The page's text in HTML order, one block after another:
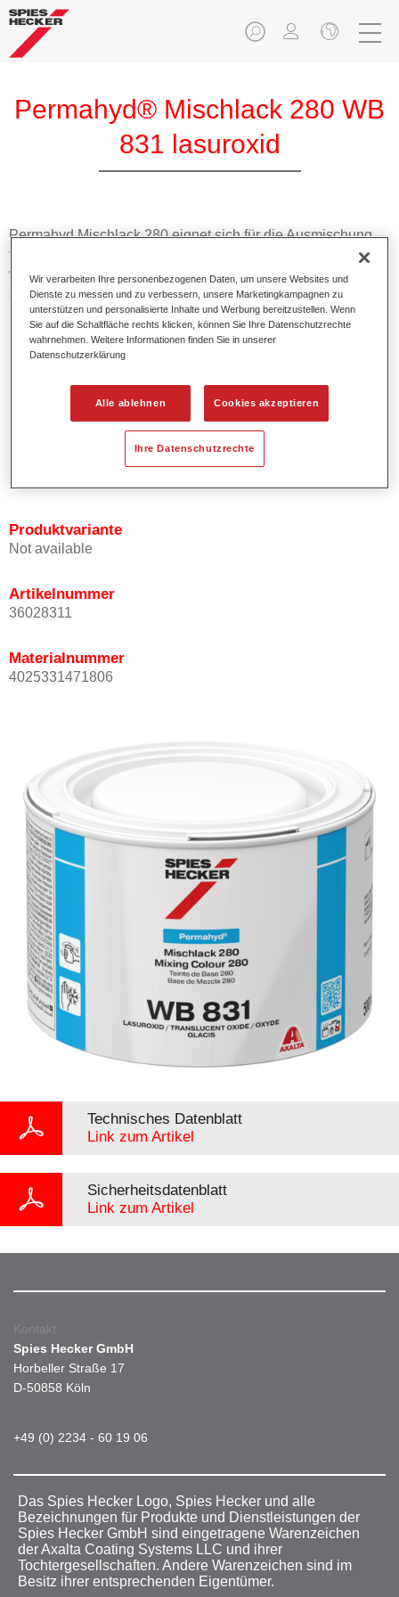
Permahyd® Mischlack 280 WB
831 lasuroxid
Permahyd Mischlack 280 eignet sich für die Ausmischung
von Permahyd Perlmutt Basislack 285, einem hochwertigen
wasserverdünnbaren Basislacksystem. Es basiert auf einer
speziellen PU-Dispersionstechnologie für Uni- und
Effektlackierungen.
Produktmerkmale
1,5 Spritzgängen.
Bietet ein gutes Standvermögen.
Verfügt über ein hohes Deckvermögen.
Besitzt eine hohe Farbtongenauigkeit.
Produktvariante
Not available
Artikelnummer
36028311
Materialnummer
4025331471806
Technisches Datenblatt
Link zum Artikel
Sicherheitsdatenblatt
Link zum Artikel
Kontakt
Spies Hecker GmbH
Horbeller Straße 17
D-50858 Köln
+49 (0) 2234 - 60 19 06
Das Spies Hecker Logo, Spies Hecker und alle
Bezeichnungen für Produkte und Dienstleistungen der
Spies Hecker GmbH sind eingetragene Warenzeichen
der Axalta Coating Systems LLC und ihrer
Tochtergesellschaften. Andere Warenzeichen sind im
Besitz ihrer entsprechenden Eigentümer.
Wir verarbeiten Ihre personenbezogenen Daten, um unsere Websites und
Dienste zu messen und zu verbessern, unsere Marketingkampagnen zu
unterstützen und personalisierte Inhalte und Werbung bereitzustellen. Wenn
Sie auf die Schaltfläche rechts klicken, können Sie Ihre Datenschutzrechte
wahrnehmen. Weitere Informationen finden Sie in unserer
Datenschutzerklärung
Alle ablehnen Cookies akzeptieren
Ihre Datenschutzrechte